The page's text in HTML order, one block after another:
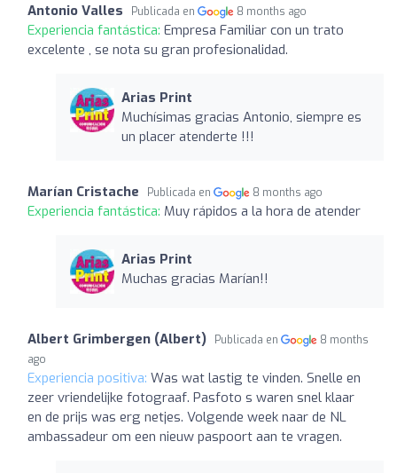
Antonio Valles Publicada en 8 months ago
Experiencia fantástica: Empresa Familiar con un trato
excelente , se nota su gran profesionalidad.
Arias Print
Muchísimas gracias Antonio, siempre es
un placer atenderte !!!
Marían Cristache Publicada en 8 months ago
Experiencia fantástica: Muy rápidos a la hora de atender
Arias Print
Muchas gracias Marían!!
Albert Grimbergen (Albert) Publicada en
8 months
ago
Experiencia positiva: Was wat lastig te vinden. Snelle en
zeer vriendelijke fotograaf. Pasfoto s waren snel klaar
en de prijs was erg netjes. Volgende week naar de NL
ambassadeur om een nieuw paspoort aan te vragen.